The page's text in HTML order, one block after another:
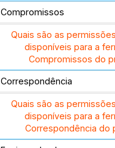
Compromissos
Quais são as
disponíveis para a
Compromissos do
Correspondência
Quais são as
disponíveis para a
Correspondência do